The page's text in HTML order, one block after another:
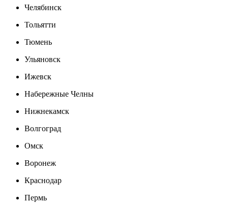
Челябинск
Тольятти
Тюмень
Ульяновск
Ижевск
Набережные Челны
Нижнекамск
Волгоград
Омск
Воронеж
Краснодар
Пермь